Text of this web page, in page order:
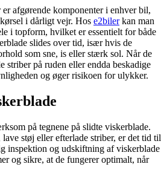
afgørende komponenter i enhver bil,
i dårligt vejr. Hos e2bilerkan man
i topform, hvilket er essentielt for både
slides over tid, især hvis de
som sne, is eller stærk sol. Når de
striber på ruden eller endda beskadige
og øger risikoen for ulykker.
på tegnene på slidte viskerblade.
støj eller efterlade striber, er det tid til
inspektion og udskiftning af viskerblade
og sikre, at de fungerer optimalt, når